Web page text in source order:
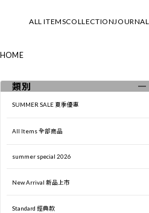
ALL ITEMS
Tops 上衣
COLLECTION
└MOVIE
JOURNAL
HOME
類別
SUMMER SALE 夏季優惠
All Items 全部商品
summer special 2026
New Arrival 新品上市
Standard 經典款